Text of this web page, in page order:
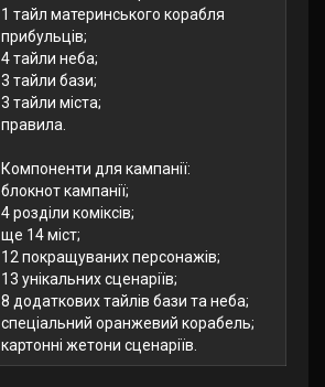
1 тайл материнського корабля
прибульців;
4 тайли неба;
3 тайли бази;
3 тайли міста;
правила.
Компоненти для кампанії:
блокнот кампанії;
4 розділи коміксів;
ще 14 міст;
12 покращуваних персонажів;
13 унікальних сценаріїв;
8 додаткових тайлів бази та неба;
спеціальний оранжевий корабель;
картонні жетони сценаріїв.